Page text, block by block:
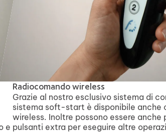
e
Radiocomando wireless
Grazie al nostro esclusivo sistema di
sistema soft-start è disponibile anche
wireless. Inoltre possono essere anche
pulsanti extra per eseguire altre